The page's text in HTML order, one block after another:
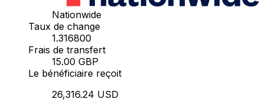
Nationwide
Taux de change
1.316800
Frais de transfert
15.00 GBP
Le bénéficiaire reçoit
26,316.24 USD